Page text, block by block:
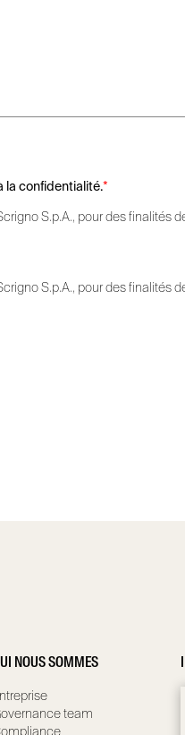
la confidentialité.*
S.p.A., pour des finalités
S.p.A., pour des finalités
NOUS SOMMES
team